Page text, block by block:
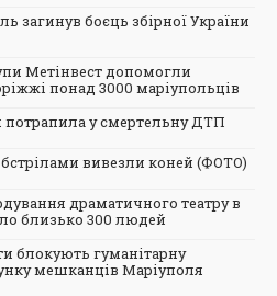
загинув боєць збірної України
Метінвест допомогли
понад 3000 маріупольців
потрапила у смертельну ДТП
вивезли коней (ФОТО)
драматичного театру в
близько 300 людей
блокують гуманітарну
мешканців Маріуполя